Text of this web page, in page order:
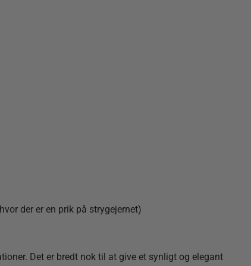
der er en prik på strygejernet)
Det er bredt nok til at give et synligt og elegant